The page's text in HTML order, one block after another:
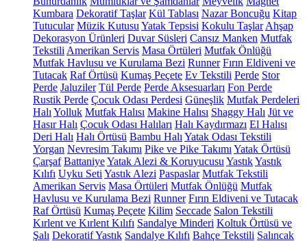
Kumbara Dekoratif Taşlar Kül Tablası Nazar Boncuğu Kitap
Tutucular Müzik Kutusu Yatak Tepsisi Kokulu Taşlar Ahşap
Dekorasyon Ürünleri Duvar Süsleri Cansız Manken Mutfak
Tekstili Amerikan Servis Masa Örtüleri Mutfak Önlüğü
Mutfak Havlusu ve Kurulama Bezi Runner Fırın Eldiveni ve
Tutacak Raf Örtüsü Kumaş Peçete Ev Tekstili Perde Stor
Perde Jaluziler Tül Perde Perde Aksesuarları Fon Perde
Rustik Perde Çocuk Odası Perdesi Güneşlik Mutfak Perdeleri
Halı Yolluk Mutfak Halısı Makine Halısı Shaggy Halı Jüt ve
Hasır Halı Çocuk Odası Halıları Halı Kaydırmazı El Halısı
Deri Halı Halı Örtüsü Bambu Halı Yatak Odası Tekstili
Yorgan Nevresim Takımı Pike ve Pike Takımı Yatak Örtüsü
Çarşaf BattaniyeYatak Alezi & Koruyucusu YastıkYastık
Kılıfı Uyku Seti Yastık Alezi Paspaslar Mutfak Tekstili
Amerikan Servis Masa Örtüleri Mutfak Önlüğü Mutfak
Havlusu ve Kurulama Bezi Runner Fırın Eldiveni ve Tutacak
Raf Örtüsü Kumaş Peçete Kilim Seccade Salon Tekstili
Kırlent ve Kırlent Kılıfı Sandalye Minderi Koltuk Örtüsü ve
Şalı Dekoratif Yastık Sandalye Kılıfı Bahçe Tekstili Salıncak